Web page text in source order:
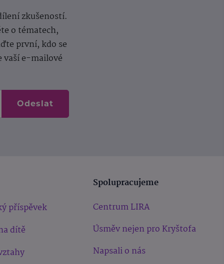
zkušeností.
o tématech,
první, kdo se
vaší e-mailové
Odeslat
příspěvek
dítě
Spolupracujeme
Centrum LIRA
Úsměv nejen pro Kryštofa
Napsali o nás